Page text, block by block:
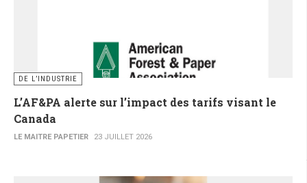
DE L’INDUSTRIE
L’AF&PA alerte sur l’impact des tarifs visant le
Canada
LE MAITRE PAPETIER 23 JUILLET 2026